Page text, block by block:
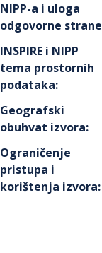
NIPP-a i uloga
odgovorne strane
INSPIRE i NIPP
tema prostornih
podataka:
Geografski
obuhvat izvora:
Ograničenje
pristupa i
korištenja izvora: